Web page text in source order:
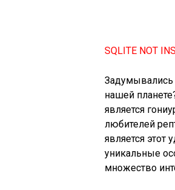
SQLITE NOT
Задумывались
нашей
является
любителей
является этот
уникальные
множество